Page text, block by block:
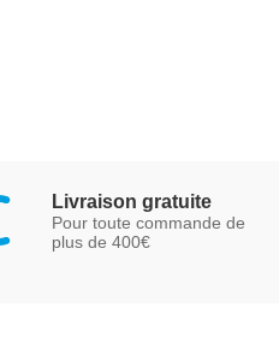
Livraison gratuite
Pour toute commande de
plus de 400€